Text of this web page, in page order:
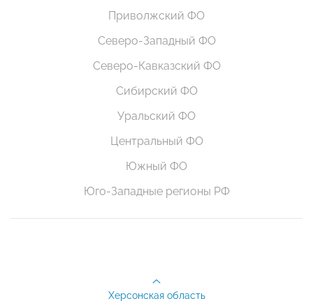
Приволжский ФО
Северо-Западный ФО
Северо-Кавказский ФО
Сибирский ФО
Уральский ФО
Центральный ФО
Южный ФО
Юго-Западные регионы РФ
Херсонская область